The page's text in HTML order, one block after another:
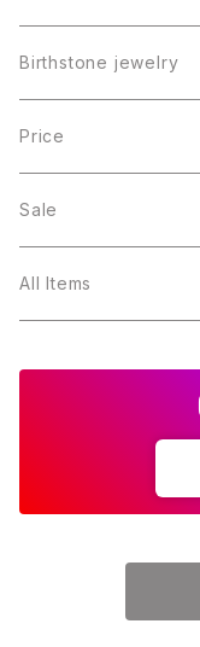
Birthstone jewelry
１月・ガーネット
２月・アメジスト
３月・アクアマリン
Price
～5000円
～10000円
Sale
All Items